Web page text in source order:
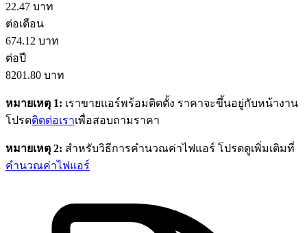
22.47 บาท
ต่อเดือน
674.12 บาท
ต่อปี
8201.80 บาท
หมายเหตุ 1: เราขายแอร์พร้อมติดตั้ง ราคาจะขึ้นอยู่กับหน้างาน
โปรดติดต่อเราเพื่อสอบถามราคา
หมายเหตุ 2: สำหรับวิธีการคำนวณค่าไฟแอร์ โปรดดูเพิ่มเติมที่
คำนวณค่าไฟแอร์